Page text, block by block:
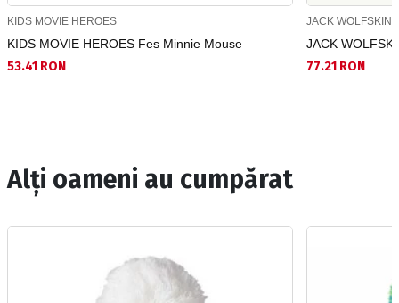
KIDS MOVIE HEROES
KIDS MOVIE HEROES Fes Minnie Mouse
53.41 RON
JACK WOLFSKIN
JACK
77.21 RON
Alți oameni au cumpărat